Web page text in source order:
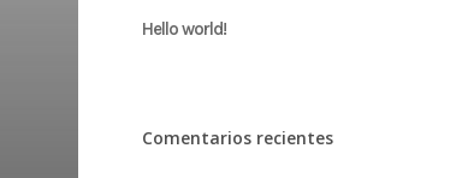
Hello world!
Comentarios recientes